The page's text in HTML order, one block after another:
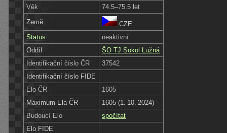
Věk
74.5–75.5 let
Země
CZE
Status
neaktivní
Oddíl
ŠO TJ Sokol Lužná
Identifikační číslo ČR
37542
Identifikační číslo FIDE
Elo ČR
1605
Maximum Ela ČR
1605 (1. 10. 2024)
Budoucí Elo
spočítat
Elo FIDE